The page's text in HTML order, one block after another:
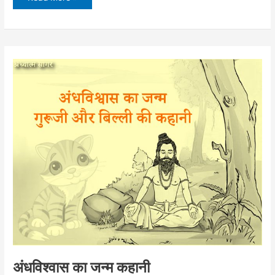
प्रतिध्वनि
कहानी
अंधविश्वास का जन्म कहानी